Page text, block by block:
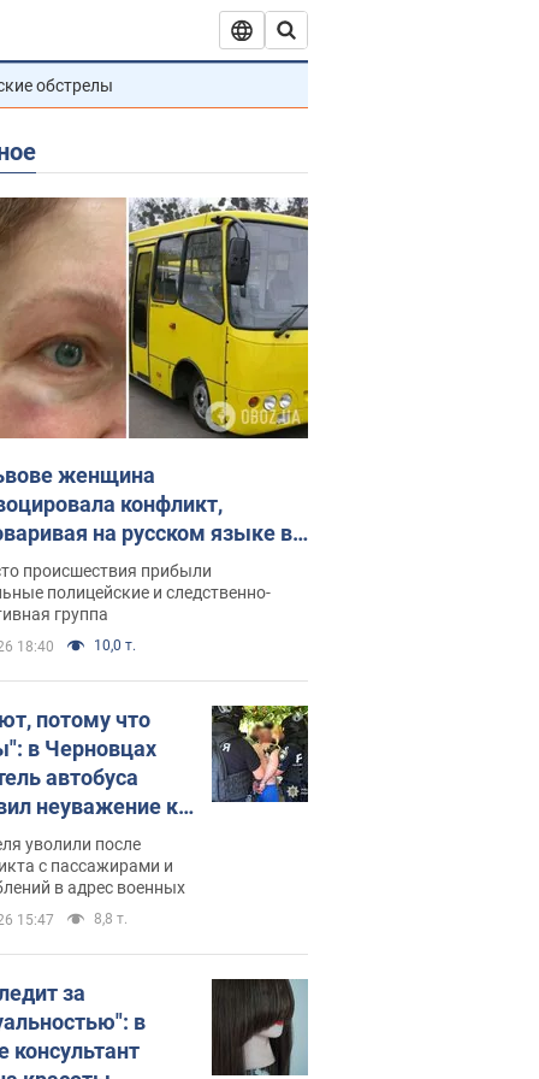
обстрелы
женщина
конфликт,
на русском языке в
полиция составила
протокол.
происшествия прибыли
полицейские и следственно-
группа
18:40 10,0 т.
потому что
в Черновцах
автобуса
неуважение к
военным и
за это.
уволили после
с пассажирами и
в адрес военных
15:47 8,8 т.
за
в
консультант